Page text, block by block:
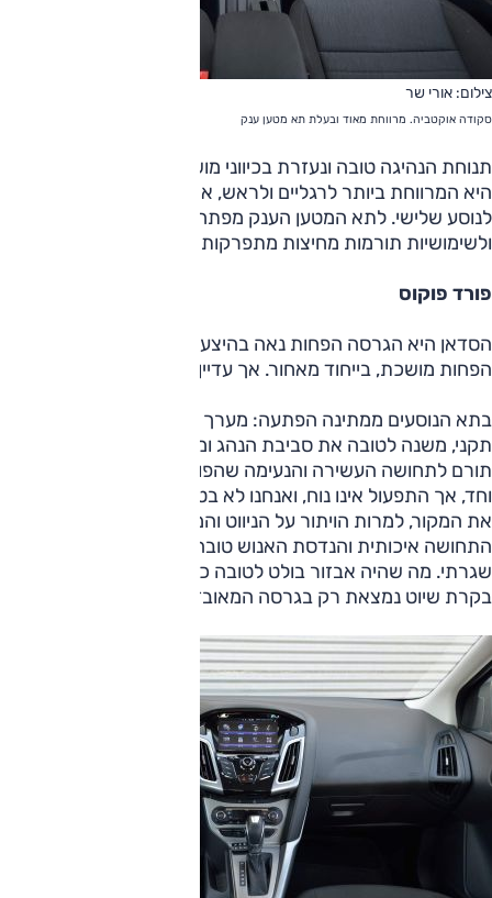
צילום: אורי שר
סקודה אוקטביה. מרווחת מאוד ובעלת תא מטען ענק
תנוחת הנהיגה טובה ונעזרת בכיווני מושב נוחים. מאחור הסקודה
היא המרווחת ביותר לרגליים ולראש, אך הבליטה במרכז תפריע
לנוסע שלישי. לתא המטען הענק מפתח גדול בזכות דלת
ולשימושיות תורמות מחיצות מתפרקות ורשתות.
פורד פוקוס
הסדאן היא הגרסה הפחות נאה בהיצע הפוקוס, וגם כאן היא
הפחות מושכת, בייחוד מאחור. אך עדיין נראית מודרנית ומכובדת.
בתא הנוסעים ממתינה הפתעה: מערך מולטימדיה מקומי, שהפך
תקני, משנה לטובה את סביבת הנהג ומפחית את עומס המתגים,
תורם לתחושה העשירה והנעימה שהפוקוס מייצרת. המסך יפה
וחד, אך התפעול אינו נוח, ואנחנו לא בטוחים אם לא היינו מעדיפים
את המקור, למרות הויתור על הניווט והמצלמה. המחוונים נאים,
התחושה איכותית והנדסת האנוש טובה מבלי לגלוש למראה
שגרתי. מה שהיה אבזור בולט לטובה כשהגיעה, פחות חריג היום.
בקרת שיוט נמצאת רק בגרסה המאובזרת ותאורת הפנים מוזרה.